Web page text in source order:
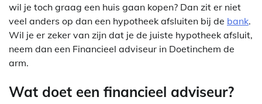
wil je toch graag een huis gaan kopen? Dan zit er niet
veel anders op dan een hypotheek afsluiten bij de bank.
Wil je er zeker van zijn dat je de juiste hypotheek afsluit,
neem dan een Financieel adviseur in Doetinchem de
arm.
Wat doet een financieel adviseur?